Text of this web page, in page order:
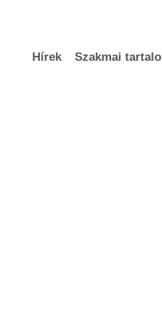
Hírek Szakmai